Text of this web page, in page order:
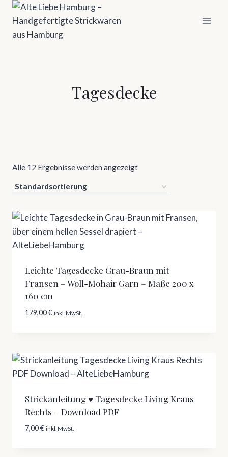
Zum
Inhalt
springen
Tagesdecke
Alle 12 Ergebnisse werden angezeigt
Leichte Tagesdecke Grau-Braun mit
Fransen – Woll-Mohair Garn – Maße 200 x
160 cm
179,00€ inkl. MwSt.
Strickanleitung ♥ Tagesdecke Living Kraus
Rechts – Download PDF
7,00€ inkl. MwSt.